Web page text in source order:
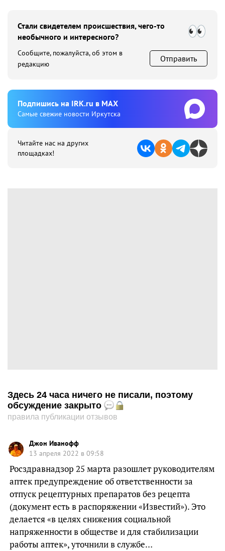
Стали свидетелем происшествия, чего-то
необычного и интересного?
Сообщите, пожалуйста, об этом в
редакцию
Отправить
Подпишиcь на IRK.ru в MAX
Cамые свежие новости Иркутска
Читайте нас на других
площадках!
Здесь 24 часа ничего не писали, поэтому
обсуждение закрыто
правила публикации отзывов
Джон Иванофф
13 апреля 2022 в 09:58
Росздравнадзор 25 марта разошлет руководителям
аптек предупреждение об ответственности за
отпуск рецептурных препаратов без рецепта
(документ есть в распоряжении «Известий»). Это
делается «в целях снижения социальной
напряженности в обществе и для стабилизации
работы аптек», уточнили в службе…